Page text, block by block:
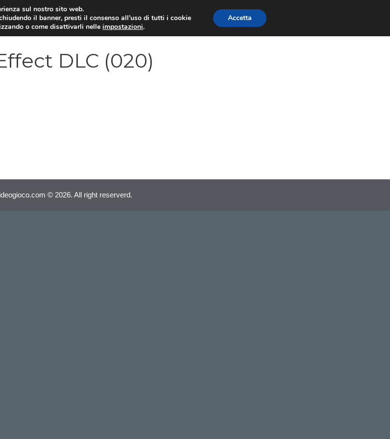
VIDEOGIOCHI NEWS RECENSIONI TRAILER GIOCHI
DLC (020)
© 2026. All right reserverd.
sul nostro sito web.
il banner, presti il consenso all’uso di tutti i cookie
o come disattivarli nelleimpostazioni.
Accetta